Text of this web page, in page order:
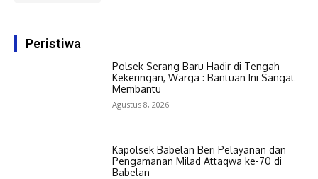
Peristiwa
Polsek Serang Baru Hadir di Tengah
Kekeringan, Warga : Bantuan Ini Sangat
Membantu
Agustus 8, 2026
Kapolsek Babelan Beri Pelayanan dan
Pengamanan Milad Attaqwa ke-70 di
Babelan